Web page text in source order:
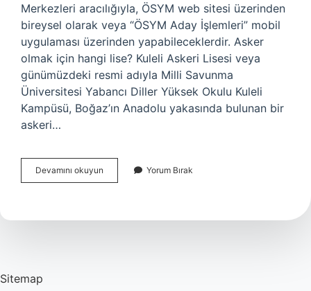
Merkezleri aracılığıyla, ÖSYM web sitesi üzerinden
bireysel olarak veya “ÖSYM Aday İşlemleri” mobil
uygulaması üzerinden yapabileceklerdir. Asker
olmak için hangi lise? Kuleli Askeri Lisesi veya
günümüzdeki resmi adıyla Milli Savunma
Üniversitesi Yabancı Diller Yüksek Okulu Kuleli
Kampüsü, Boğaz’ın Anadolu yakasında bulunan bir
askeri…
Devamını okuyun
Askeri
Mı
Yorum Bırak
Sitemap